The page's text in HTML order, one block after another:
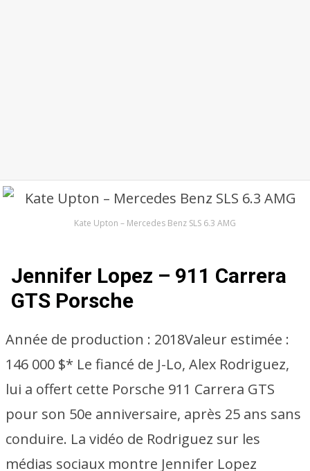
Kate Upton – Mercedes Benz SLS 6.3 AMG
Jennifer Lopez – 911 Carrera
GTS Porsche
Année de production : 2018Valeur estimée :
146 000 $* Le fiancé de J-Lo, Alex Rodriguez,
lui a offert cette Porsche 911 Carrera GTS
pour son 50e anniversaire, après 25 ans sans
conduire. La vidéo de Rodriguez sur les
médias sociaux montre Jennifer Lopez